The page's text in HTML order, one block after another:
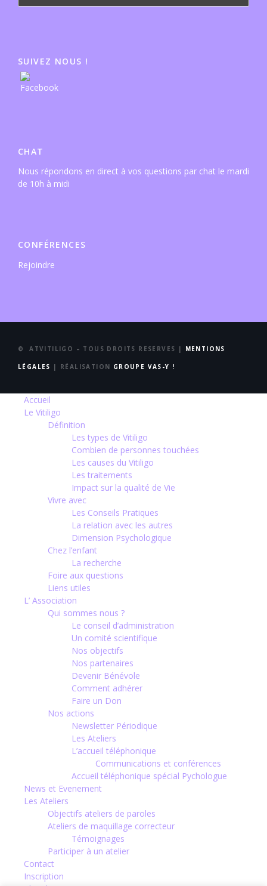
SUIVEZ NOUS !
CHAT
Nous répondons en direct à vos questions par chat le mardi
de 10h à midi
CONFÉRENCES
Rejoindre
© ATVITILIGO – TOUS DROITS RESERVES | MENTIONS
LÉGALES | RÉALISATION GROUPE VAS-Y !
Accueil
Le Vitiligo
Définition
Les types de Vitiligo
Combien de personnes touchées
Les causes du Vitiligo
Les traitements
Impact sur la qualité de Vie
Vivre avec
Les Conseils Pratiques
La relation avec les autres
Dimension Psychologique
Chez l’enfant
La recherche
Foire aux questions
Liens utiles
L’ Association
Qui sommes nous ?
Le conseil d’administration
Un comité scientifique
Nos objectifs
Nos partenaires
Devenir Bénévole
Comment adhérer
Faire un Don
Nos actions
Newsletter Périodique
Les Ateliers
L’accueil téléphonique
Communications et conférences
Accueil téléphonique spécial Pychologue
News et Evenement
Les Ateliers
Objectifs ateliers de paroles
Ateliers de maquillage correcteur
Témoignages
Participer à un atelier
Contact
Inscription